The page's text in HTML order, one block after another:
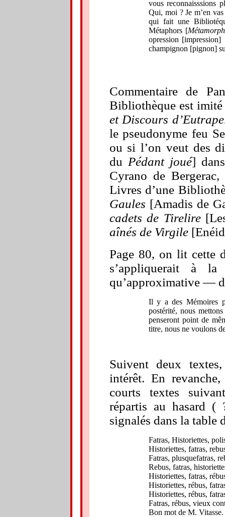
vous reconnaisssions
Qui, moi ? Je m’en
qui fait une
Métaphors [
opression
champignon [pignon]
Commentaire de
Bibliothèque est imité
et Discours
le pseudonyme feu
ou si l’on veut des
du Pédant joué]
Cyrano de
Livres d’une
Gaules [Amadis de
cadets de Tirelire
aînés de Virgile
Page 80, on lit cette
s’appliquerait à
qu’approximative —
Il y a des Mémoires
postérité, nous
penseront point de
titre, nous ne voulons
Suivent deux textes
intérêt. En
courts textes
répartis au hasard (
signalés dans la table
Fatras, Historiettes,
Historiettes, fatras,
Fatras, plusquefatras,
Rebus, fatras,
Historiettes, fatras,
Historiettes, rébus,
Historiettes, rébus,
Fatras, rébus, vieux
Bon mot de M.